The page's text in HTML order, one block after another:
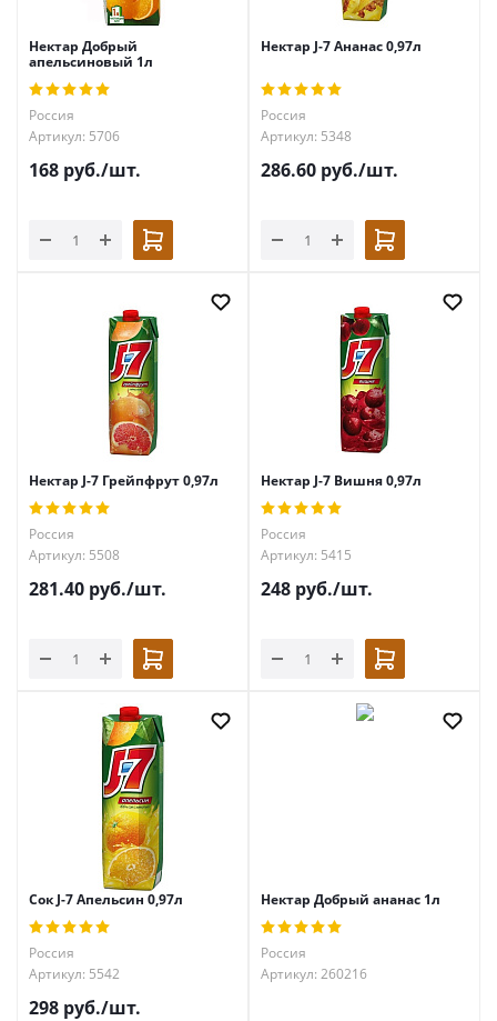
Нектар Добрый
апельсиновый 1л
Россия
Артикул: 5706
168 руб./шт.
Нектар J-7 Ананас 0,97л
Россия
Артикул: 5348
286.60 руб./шт.
Нектар J-7 Грейпфрут 0,97л
Россия
Артикул: 5508
281.40 руб./шт.
Нектар J-7 Вишня 0,97л
Россия
Артикул: 5415
248 руб./шт.
Сок J-7 Апельсин 0,97л
Россия
Артикул: 5542
298 руб./шт.
Нектар Добрый ананас 1л
Россия
Артикул: 260216